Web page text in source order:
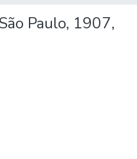
Paulo, 1907,